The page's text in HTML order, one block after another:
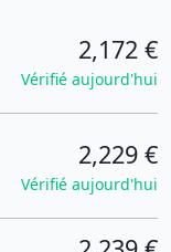
2,172 €
Vérifié aujourd'hui
2,229 €
Vérifié aujourd'hui